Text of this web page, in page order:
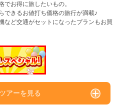
お得に旅したいもの。
できるお値打ち価格の旅行が満載♪
など交通がセットになったプランもお買
アーを見る